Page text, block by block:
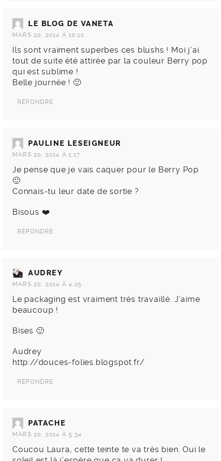
LE BLOG DE VANETA
MARS 20, 2014 À 10:10
Ils sont vraiment superbes ces blushs ! Moi j’ai
tout de suite été attirée par la couleur Berry pop
qui est sublime !
Belle journée ! 🙂
RÉPONDRE
PAULINE LESEIGNEUR
MARS 20, 2014 À 1:17
Je pense que je vais caquer pour le Berry Pop
🙂
Connais-tu leur date de sortie ?
Bisous ❤️
RÉPONDRE
AUDREY
MARS 20, 2014 À 4:25
Le packaging est vraiment très travaillé. J’aime
beaucoup !
Bises 🙂
Audrey
http://douces-folies.blogspot.fr/
RÉPONDRE
PATACHE
MARS 20, 2014 À 5:34
Coucou Laura, cette teinte te va très bien. Oui le